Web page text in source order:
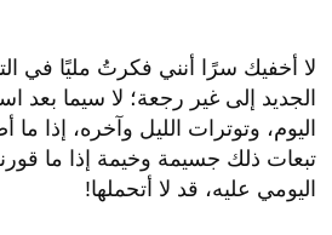
لا أخفيك سرًا أنني فكرتُ مليًا في
الجديد إلى غير رجعة؛ لا سيما بعد
اليوم، وتوترات الليل وآخره، إذا
تبعات ذلك جسيمة وخيمة إذا ما
اليومي عليه، قد لا أتحملها!